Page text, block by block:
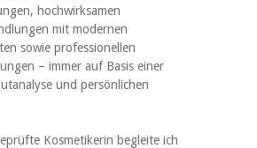
hochwirksamen
mit modernen
sowie professionellen
– immer auf Basis einer
und persönlichen
Kosmetikerin begleite ich